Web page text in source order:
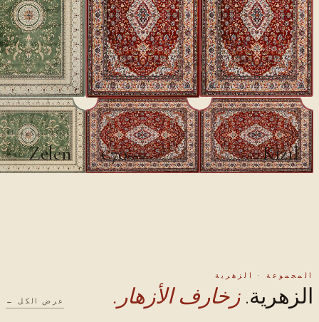
الكلاسيكية II
Kızıl
€100
€70
الكلاسيكية II
Zelen
المجموعة · الزهرية
الزهرية. زخارف الأزهار. عرض الكل ←